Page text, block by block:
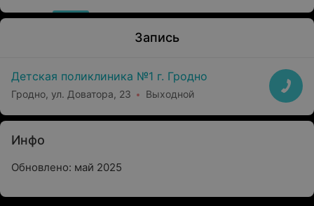
Запись
Детская поликлиника №1 г. Гродно
Гродно, ул. Доватора, 23 Выходной
Инфо
Обновлено: май 2025